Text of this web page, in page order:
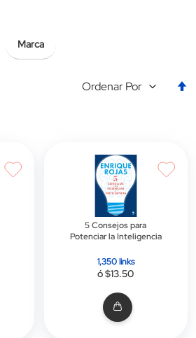
Marca
Ordenar Por
5 Consejos para
Potenciar la Inteligencia
1,350 links
ó $13.50